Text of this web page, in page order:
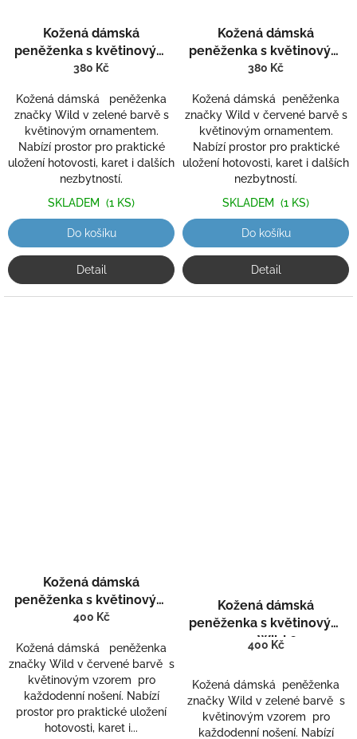
Kožená dámská
peněženka s květinovým
vzorem Wild 644
380 Kč
Kožená dámská peněženka
značky Wild v zelené barvě s
květinovým ornamentem.
Nabízí prostor pro praktické
uložení hotovosti, karet i dalších
nezbytností.
SKLADEM (1 KS)
Do košíku
Detail
Kožená dámská
peněženka s květinovým
vzorem Wild 644-1
380 Kč
Kožená dámská peněženka
značky Wild v červené barvě s
květinovým ornamentem.
Nabízí prostor pro praktické
uložení hotovosti, karet i dalších
nezbytností.
SKLADEM (1 KS)
Do košíku
Detail
Kožená dámská
peněženka s květinovým
vzorem Wild 632
400 Kč
Kožená dámská peněženka
značky Wild v červené barvě s
květinovým vzorem pro
každodenní nošení. Nabízí
prostor pro praktické uložení
hotovosti, karet i...
Kožená dámská
peněženka s květinovým
vzorem Wild 632-1
400 Kč
Kožená dámská peněženka
značky Wild v zelené barvě s
květinovým vzorem pro
každodenní nošení. Nabízí